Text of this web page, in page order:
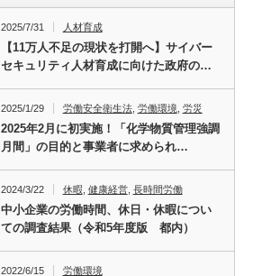
2025/7/31 人材育成
【11万人不足の現状を打開へ】サイバー
セキュリティ人材育成に向けた政府の…
2025/1/29 労働安全衛生法, 労働環境 労災
2025年2月に初実施！「化学物質管理強調
月間」の目的と事業者に求められ…
2024/3/22 休暇 健康経営, 長時間労働
中小企業の労働時間、休日・休暇につい
ての調査結果（令和5年度版 都内）
2022/6/15 労働環境